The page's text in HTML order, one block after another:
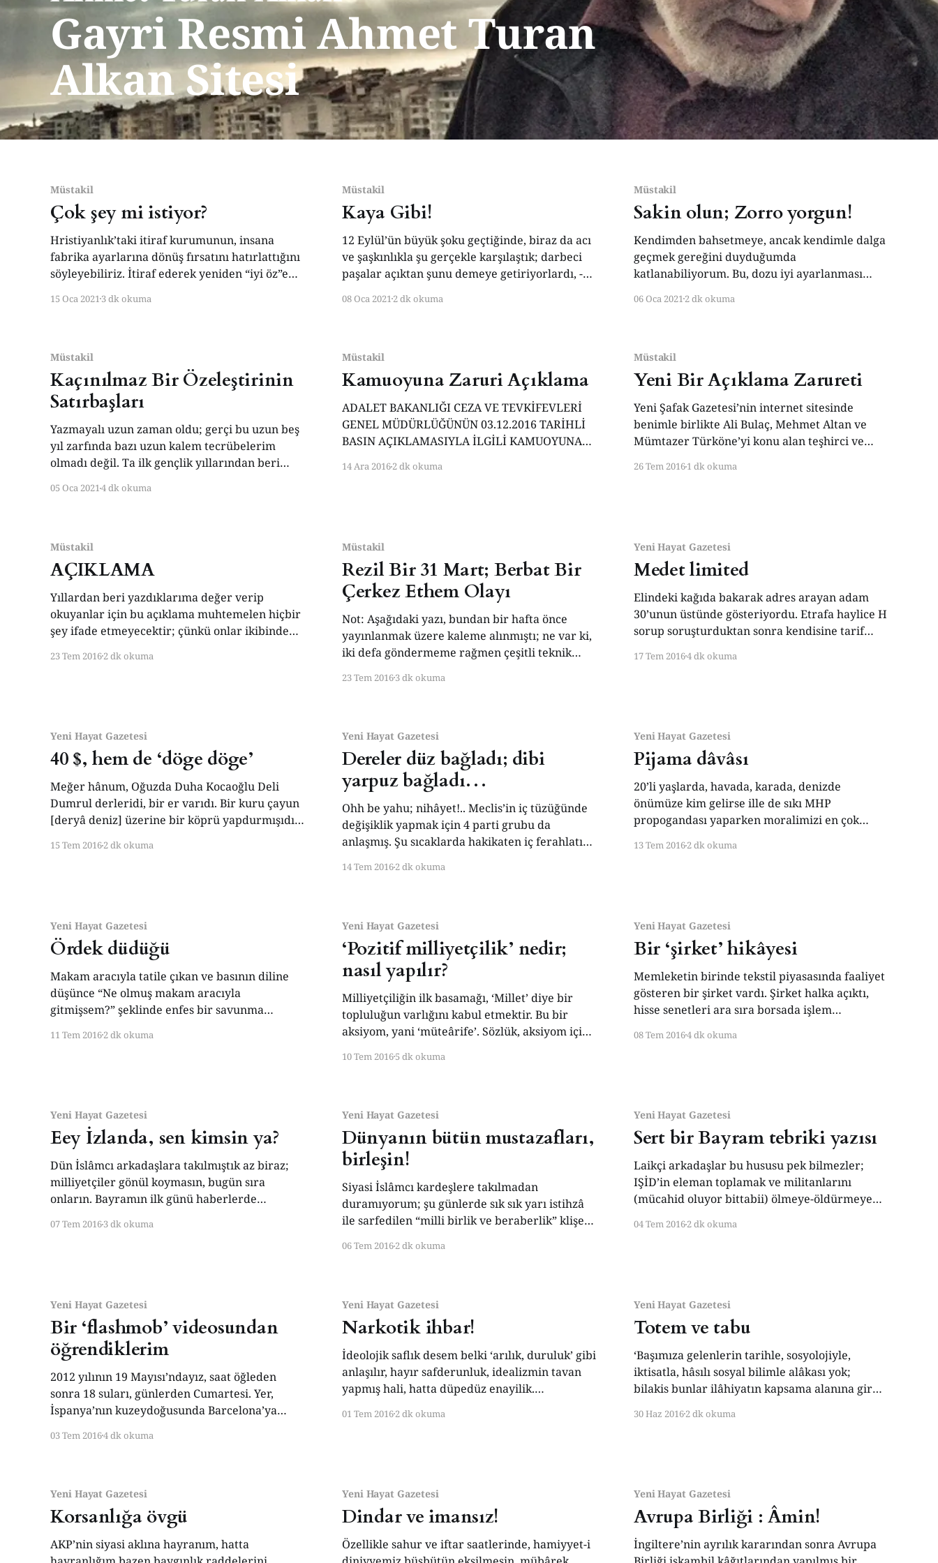
Gayri Resmi Ahmet Turan
Alkan Sitesi
Müstakil
Çok şey mi istiyor?
Hristiyanlık’taki itiraf kurumunun, insana
fabrika ayarlarına dönüş fırsatını hatırlattığını
söyleyebiliriz. İtiraf ederek yeniden “iyi öz”e
iyi kalan bir öze... İtiraf veya tövbe ile yeni bir
de tesadüf değildir. Bağış denilen
15 Oca 2021 3 dk okuma
Müstakil
Kaya Gibi!
12 Eylül’ün büyük şoku geçtiğinde, biraz da acı
ve şaşkınlıkla şu gerçekle karşılaştık; darbeci
paşalar açıktan şunu demeye getiriyorlardı, -
bir istihbaratı olur. Mevcut ordu, polis ve
vatan kurtarmaya, vatan
08 Oca 2021 2 dk okuma
Müstakil
Sakin olun; Zorro yorgun!
Kendimden bahsetmeye, ancak kendimle dalga
geçmek gereğini duyduğumda
katlanabiliyorum. Bu, dozu iyi ayarlanması
kolayca budala mevkiine düşebilirsiniz. Misâl
şey. Herkesin ilgisini cezbetmekte bir zevk yok;
sosyal medyanın üzerinize çevirdiği ramp
ışıkları lehte veya aleyhte
06 Oca 2021 2 dk okuma
Müstakil
Kaçınılmaz Bir Özeleştirinin
Satırbaşları
Yazmayalı uzun zaman oldu; gerçi bu uzun beş
yıl zarfında bazı uzun kalem tecrübelerim
olmadı değil. Ta ilk gençlik yıllarından beri
dair naif hayaller besledim durdumsa bu
otobiyografik unsurlar taşıyan üç taslağı
05 Oca 20214 dk okuma
Müstakil
Kamuoyuna Zaruri Açıklama
ADALET BAKANLIĞI CEZA VE TEVKİFEVLERİ
GENEL MÜDÜRLÜĞÜNÜN 03.12.2016 TARİHLİ
BASIN AÇIKLAMASIYLA İLGİLİ KAMUOYUNA
Silivri Cezaevinde karşılaştığım haksız ve
yayınlanan bir tweette ‘Ahmet Turan Alkan 129
gündür tutuklu ve kitap
14 Ara 20162 dk okuma
Müstakil
Yeni Bir Açıklama Zarureti
Yeni Şafak Gazetesi’nin internet sitesinde
benimle birlikte Ali Bulaç, Mehmet Altan ve
Mümtazer Türköne’yi konu alan teşhirci ve
“Gülen’in mesajını alıp darbeye ‘darbe’ dediler’
26 Tem 20161 dk okuma
Müstakil
AÇIKLAMA
Yıllardan beri yazdıklarıma değer verip
okuyanlar için bu açıklama muhtemelen hiçbir
şey ifade etmeyecektir; çünkü onlar ikibinden
okudukları birinin siyasi eğilimlerini, hangi
23 Tem 20162 dk okuma
Müstakil
Rezil Bir 31 Mart; Berbat Bir
Çerkez Ethem Olayı
Not: Aşağıdaki yazı, bundan bir hafta önce
yayınlanmak üzere kaleme alınmıştı; ne var ki,
iki defa göndermeme rağmen çeşitli teknik
mel’un darbe teşebbüsünün ilk demlerindeki
değerlendirmeyi bilmeye hakları vardı. Yazıyı
o sebeple
23 Tem 20163 dk okuma
Yeni Hayat Gazetesi
Medet limited
Elindeki kağıda bakarak adres arayan adam
30’unun üstünde gösteriyordu. Etrafa haylice H
sorup soruşturduktan sonra kendisine tarif
holding binasının döner kapısından içeriye
birinin sert sesiyle irkildi, -Hoop
17 Tem 20164 dk okuma
Yeni Hayat Gazetesi
40 $, hem de ‘döge döge’
Meğer hânum, Oğuzda Duha Kocaoğlu Deli
Dumrul derleridi, bir er varıdı. Bir kuru çayun
[deryâ deniz] üzerine bir köprü yapdurmışıdı.
geçmeyenden döge döge kırk akça [USD]
15 Tem 20162 dk okuma
Yeni Hayat Gazetesi
Dereler düz bağladı; dibi
yarpuz bağladı…
Ohh be yahu; nihâyet!.. Meclis’in iç tüzüğünde
değişiklik yapmak için 4 parti grubu da
anlaşmış. Şu sıcaklarda hakikaten iç ferahlatıcı
yüzler şen gönüller rûşen! 4 Parti anlaştığına
meclisin, hükümetten gelen
14 Tem 20162 dk okuma
Yeni Hayat Gazetesi
Pijama dâvâsı
20’li yaşlarda, havada, karada, denizde
önümüze kim gelirse ille de sıkı MHP
propogandası yaparken moralimizi en çok
milliyetçi olmanın üstünlüğü nedir; hepimiz
davası gütmek neyinize? Bizim bildiğimiz
13 Tem 20162 dk okuma
Yeni Hayat Gazetesi
Ördek düdüğü
Makam aracıyla tatile çıkan ve basının diline
düşünce “Ne olmuş makam aracıyla
gitmişsem?” şeklinde enfes bir savunma
“Bunda bir bit yeniği var!” diye düşünmüştüm
terbiyesi’ şunu iktiza
11 Tem 20162 dk okuma
Yeni Hayat Gazetesi
‘Pozitif milliyetçilik’ nedir;
nasıl yapılır?
Milliyetçiliğin ilk basamağı, ‘Millet’ diye bir
topluluğun varlığını kabul etmektir. Bu bir
aksiyom, yani ‘müteârife’. Sözlük, aksiyom için
halde, doğruluğu veya yanlışlığı
aynıdır’ gibi. Millet kavramının hikâyesi biraz
çetrefil. İslâm kültürüne göre, ‘Bir dine
10 Tem 20165 dk okuma
Yeni Hayat Gazetesi
Bir ‘şirket’ hikâyesi
Memleketin birinde tekstil piyasasında faaliyet
gösteren bir şirket vardı. Şirket halka açıktı,
hisse senetleri ara sıra borsada işlem
şirkete tamamen duygusal bağlarla merbût
bir tanıtım kampanyasıyla
08 Tem 20164 dk okuma
Yeni Hayat Gazetesi
Eey İzlanda, sen kimsin ya?
Dün İslâmcı arkadaşlara takılmıştık az biraz;
milliyetçiler gönül koymasın, bugün sıra
onların. Bayramın ilk günü haberlerde
çeyrek finalinde Fransa’dan beş yiyerek elenen
direği sızladı resmen. İmrendim, “Helâl olsun
07 Tem 20163 dk okuma
Yeni Hayat Gazetesi
Dünyanın bütün mustazafları,
birleşin!
Siyasi İslâmcı kardeşlere takılmadan
duramıyorum; şu günlerde sık sık yarı istihzâ
ile sarfedilen “milli birlik ve beraberlik” klişesi
İslâmcılar “Tevhîd’ akîdesinden bahsederken
birlik ve beraberlik’e tenezzüldeki siyasi
06 Tem 20162 dk okuma
Yeni Hayat Gazetesi
Sert bir Bayram tebriki yazısı
Laikçi arkadaşlar bu hususu pek bilmezler;
IŞİD’in eleman toplamak ve militanlarını
(mücahid oluyor bittabii) ölmeye-öldürmeye
açığı buz gibi İslâmi argümanlardır. “Bu
04 Tem 20162 dk okuma
Yeni Hayat Gazetesi
Bir ‘flashmob’ videosundan
öğrendiklerim
2012 yılının 19 Mayısı’ndayız, saat öğleden
sonra 18 suları, günlerden Cumartesi. Yer,
İspanya’nın kuzeydoğusunda Barcelona’ya
göbeğindeki Plaça de Sant Roc, yani Sant Roc
nereden biliyorum, çünkü kocaman yazıyor
videonun kenarında bu bilgiler; gerisini sair
03 Tem 20164 dk okuma
Yeni Hayat Gazetesi
Narkotik ihbar!
İdeolojik saflık desem belki ‘arılık, duruluk’ gibi
anlaşılır, hayır safderunluk, idealizmin tavan
yapmış hali, hatta düpedüz enayilik.
cinsi, rengi ve mezhebi ne olursa olsun’ her
01 Tem 20162 dk okuma
Yeni Hayat Gazetesi
Totem ve tabu
‘Başımıza gelenlerin tarihle, sosyolojiyle,
iktisatla, hâsılı sosyal bilimle alâkası yok;
bilakis bunlar ilâhiyatın kapsama alanına giren
doktorasını yaptım diye horozlanmak
cesaret ediyorum; ölürsem şehid, kalırsam
gazi! Dini, lâdini hukuk farketmez;
30 Haz 20162 dk okuma
Yeni Hayat Gazetesi
Korsanlığa övgü
AKP’nin siyasi aklına hayranım, hatta
Yeni Hayat Gazetesi
Dindar ve imansız!
Özellikle sahur ve iftar saatlerinde, hamiyyet-i
Yeni Hayat Gazetesi
Avrupa Birliği : Âmin!
İngiltere’nin ayrılık kararından sonra Avrupa